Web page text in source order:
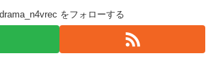
をフォローする